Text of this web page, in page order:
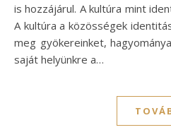
is hozzájárul. A kultúra mint
A kultúra a közösségek
meg gyökereinket,
saját helyünkre a…